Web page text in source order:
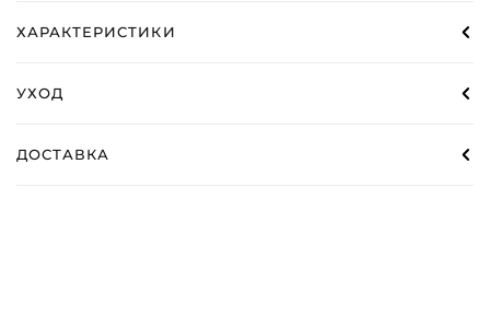
ХАРАКТЕРИСТИКИ
УХОД
ДОСТАВКА